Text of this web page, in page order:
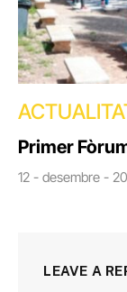
Primer
12 - desembre -
LEAVE A